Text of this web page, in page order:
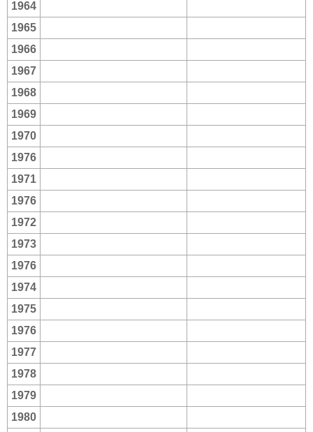
1964
1965
1966
1967
1968
1969
1970
1976
1971
1976
1972
1973
1976
1974
1975
1976
1977
1978
1979
1980